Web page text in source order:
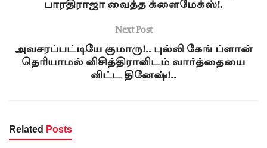
பாரதிராஜா வைத்த க்ளைமேக்ஸ்!.
Next Post
அவசரப்பட்டியே குமாரு!.. புல்லி கேங் ப்ளான்
தெரியாமல் விசித்திராவிடம் வார்த்தையை
விட்ட தினேஷ்!..
Related Posts